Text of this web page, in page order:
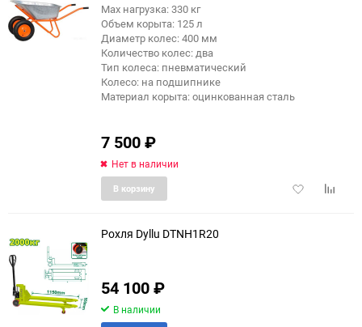
Max нагрузка: 330 кг
Объем корыта: 125 л
Диаметр колес: 400 мм
Количество колес: два
Тип колеса: пневматический
Колесо: на подшипнике
Материал корыта: оцинкованная сталь
7 500₽
Нет в наличии
Добавить
В корзину
Рохля Dyllu DTNH1R20
54 100₽
В наличии